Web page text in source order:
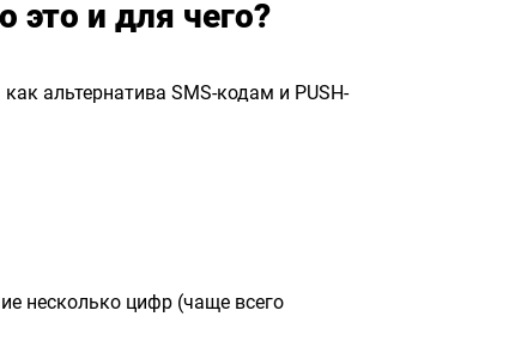
это и для чего?
альтернатива SMS-кодам и PUSH-
несколько цифр (чаще всего